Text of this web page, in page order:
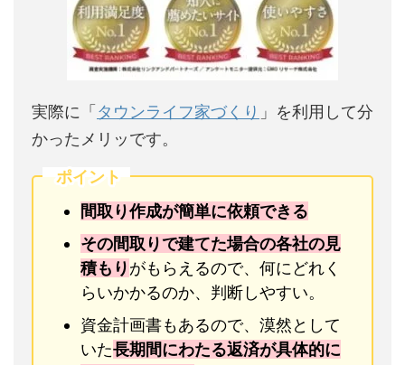
実際に「 タウンライフ家づくり 」を利用して分
かったメリッです。
ポイント
間取り作成が簡単に依頼できる
その間取りで建てた場合の各社の見
積もりがもらえるので、何にどれく
らいかかるのか、判断しやすい。
資金計画書もあるので、漠然として
いた長期間にわたる返済が具体的に